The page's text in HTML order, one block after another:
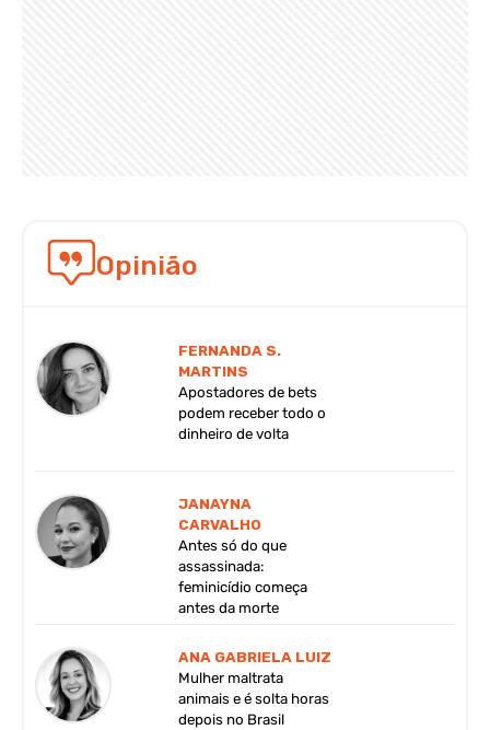
Opinião
FERNANDA S.
MARTINS
Apostadores de bets
podem receber todo o
dinheiro de volta
JANAYNA
CARVALHO
Antes só do que
assassinada:
feminicídio começa
antes da morte
ANA GABRIELA LUIZ
Mulher maltrata
animais e é solta horas
depois no Brasil